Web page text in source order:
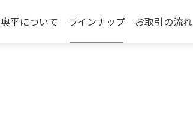
奥平について ラインナップ お取引の流れ